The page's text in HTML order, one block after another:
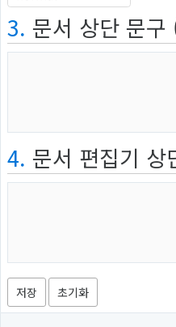
3. 문서 상단 문
4. 문서 편집기
저장 초기화